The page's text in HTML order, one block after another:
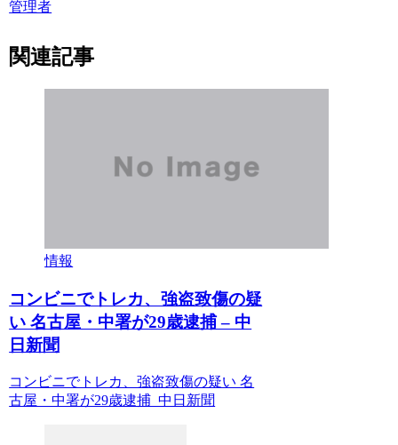
管理者
関連記事
情報
コンビニでトレカ、強盗致傷の疑
い 名古屋・中署が29歳逮捕 – 中
日新聞
コンビニでトレカ、強盗致傷の疑い 名
古屋・中署が29歳逮捕 中日新聞